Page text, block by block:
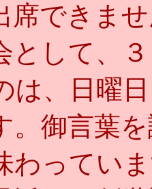
できま
として、
は、日曜
。御言葉
わってい